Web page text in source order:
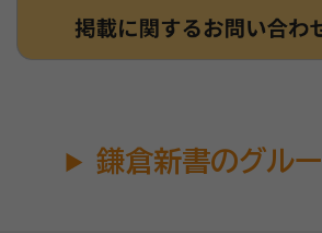
鎌倉新書のグル